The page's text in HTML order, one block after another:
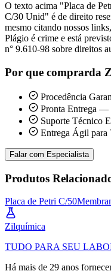
O texto acima "Placa de
C/30 Unid" é de direito
mesmo citando nossos
Plágio é crime e está
n° 9.610-98 sobre direitos
Por que comprarda
Procedência
Pronta Entrega —
Suporte Técnico
Entrega Ágil para
Falar com Especialista
Produtos
Placa de Petri C/50
Zilquímica
TUDO PARA SEU
Há mais de 29 anos